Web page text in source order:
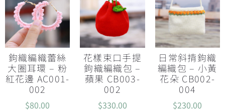
鉤織編織蕾絲
大圈耳環 – 粉
紅花邊 AC001-
002
$80.00
花樣束口手提
鉤織編織包 –
蘋果 CB003-
002
$330.00
日常斜揹鉤織
編織包 – 小黃
花朵 CB002-
004
$230.00